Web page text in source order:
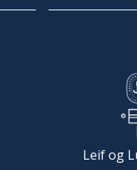
Leif og